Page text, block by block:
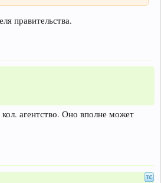
правительства.
агентство. Оно вполне может